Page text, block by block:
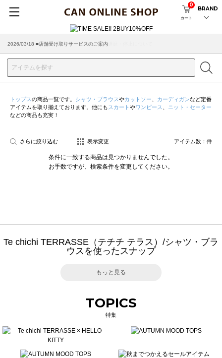
カート
0
BRAND
2026/03/18 ■店舗受け取りサービスのご案内
トップスの商品一覧です。 シャツ・ブラウスやカットソー カーディガンなど定番
アイテムを取り揃えております。他にも スカート やワンピース
ニット・セーター
などの商品も充実！
さらに絞り込む 表示変更 アイテム数： 件
条件に一致する商品は見つかりませんでした。
お手数ですが、検索条件を変更してください。
Te chichi TERRASSE（テチチ テラス）/シャツ・ブラ
ウスを使ったスナップ
もっと見る
TOPICS
特集